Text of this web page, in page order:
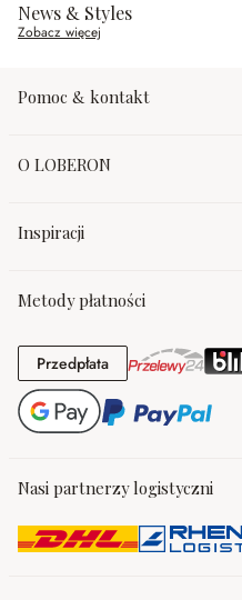
News & Styles
Zobacz więcej
Pomoc & kontakt
O LOBERON
Inspiracji
Metody płatności
PrzedpłataPrzedpłata
Nasi partnerzy logistyczni